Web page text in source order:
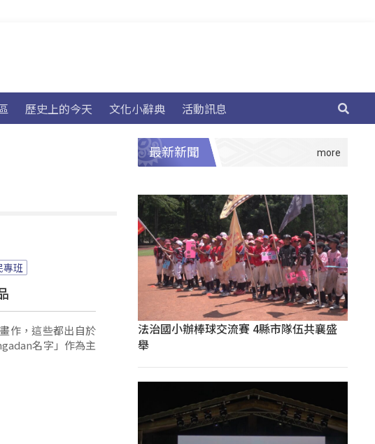
歷史上的今天 文化小辭典 活動訊息
專班
作，這些都出自於
名字」作為主
最新新聞
法治國小辦棒球交流賽 4縣市隊伍共襄盛
舉